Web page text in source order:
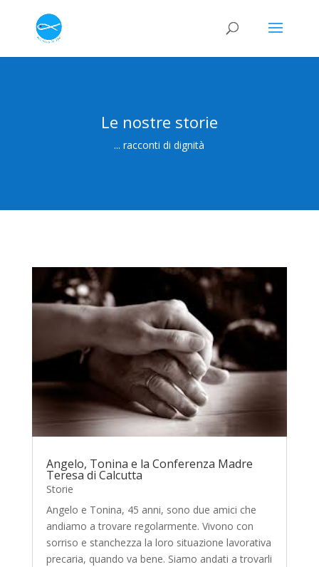
Le nostre storie
... racconti di dignità
Angelo, Tonina e la Conferenza Madre
Teresa di Calcutta
Storie
Angelo e Tonina, 45 anni, sono due amici che
andiamo a trovare regolarmente. Vivono con
sorriso e stanchezza la loro situazione lavorativa
precaria, quando va bene. Siamo andati a trovarli